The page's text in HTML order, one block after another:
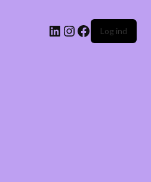
Log ind